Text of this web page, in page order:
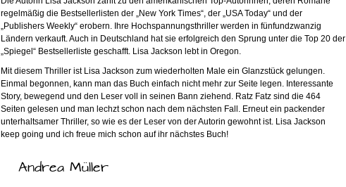
regelmäßig die Bestsellerlisten der „New York Times“, der „USA Today“ und der
„Publishers Weekly“ erobern. Ihre Hochspannungsthriller werden in fünfundzwanzig
Ländern verkauft. Auch in Deutschland hat sie erfolgreich den Sprung unter die Top 20 der
„Spiegel“ Bestsellerliste geschafft. Lisa Jackson lebt in Oregon.
Mit diesem Thriller ist Lisa Jackson zum wiederholten Male ein Glanzstück gelungen.
Einmal begonnen, kann man das Buch einfach nicht mehr zur Seite legen. Interessante
Story, bewegend und den Leser voll in seinen Bann ziehend. Ratz Fatz sind die 464
Seiten gelesen und man lechzt schon nach dem nächsten Fall. Erneut ein packender
unterhaltsamer Thriller, so wie es der Leser von der Autorin gewohnt ist. Lisa Jackson
keep going und ich freue mich schon auf ihr nächstes Buch!
Andrea Müller